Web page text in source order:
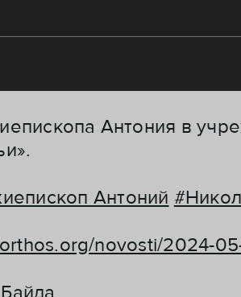
Антония в
Антоний
novosti/2024-